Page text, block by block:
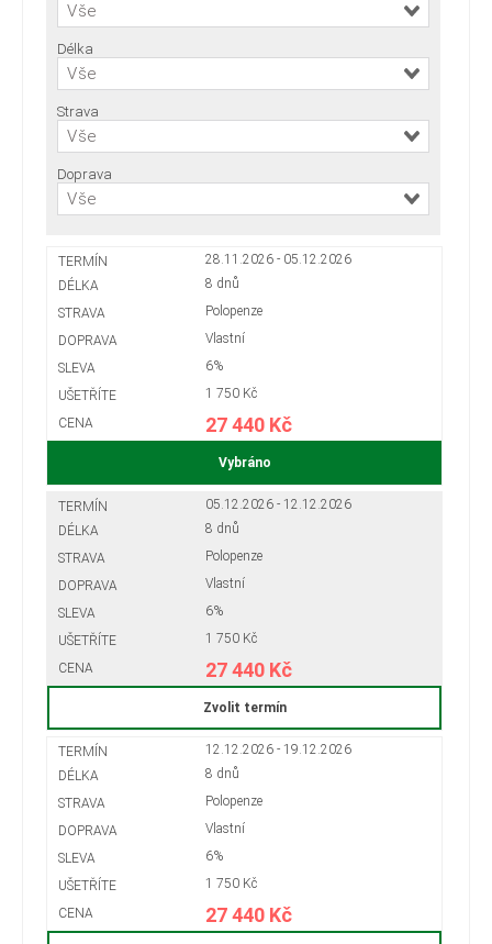
Vše
Délka
Vše
Strava
Vše
Doprava
Vše
28.11.2026 - 05.12.2026
8 dnů
Polopenze
Vlastní
6%
1 750 Kč
27 440 Kč
Vybráno
05.12.2026 - 12.12.2026
8 dnů
Polopenze
Vlastní
6%
1 750 Kč
27 440 Kč
Zvolit termín
12.12.2026 - 19.12.2026
8 dnů
Polopenze
Vlastní
6%
1 750 Kč
27 440 Kč